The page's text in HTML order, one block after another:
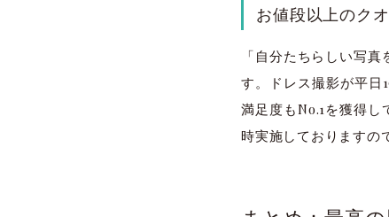
お値段以上のク
「自分たちらしい写
す。ドレス撮影が平日
満足度もNo.1を獲得
時実施しておりますの